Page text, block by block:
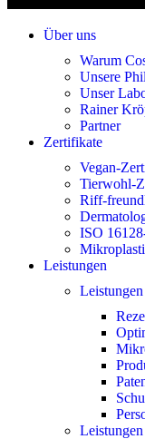
Über uns
Warum
Unsere
Unser
Rainer
Partner
Zertifikate
Vegan-
Tierwohl-
Riff-
ISO
Leistungen